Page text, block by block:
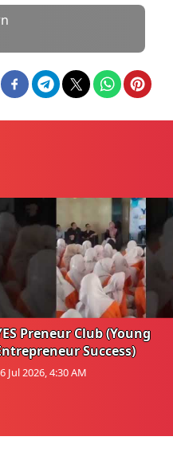
Preneur Club (Young
Success)
Jul 2026, 4:30 AM